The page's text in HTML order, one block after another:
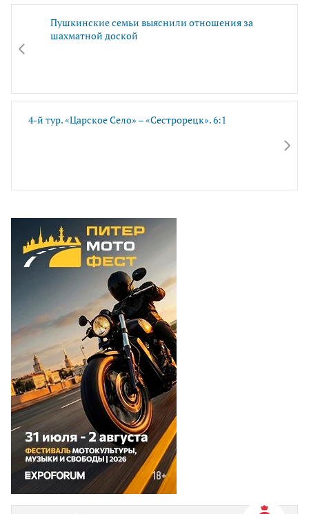
Пушкинские семьи выяснили отношения за
шахматной доской
4-й тур. «Царское Село» – «Сестрорецк». 6:1